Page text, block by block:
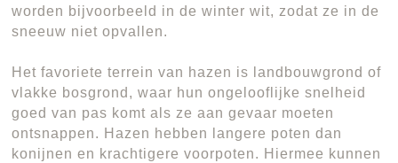
worden bijvoorbeeld in de winter wit, zodat ze in de
sneeuw niet opvallen.
Het favoriete terrein van hazen is landbouwgrond of
vlakke bosgrond, waar hun ongelooflijke snelheid
goed van pas komt als ze aan gevaar moeten
ontsnappen. Hazen hebben langere poten dan
konijnen en krachtigere voorpoten. Hiermee kunnen